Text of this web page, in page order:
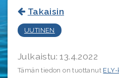
Takaisin
UUTINEN
Julkaistu: 13.4.2022
Tämän tiedon on tuottanut